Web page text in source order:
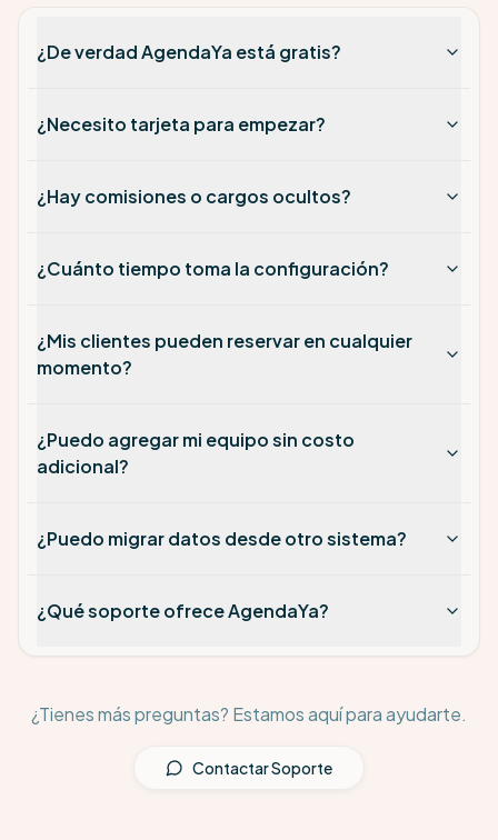
¿De verdad AgendaYa está gratis?
¿Necesito tarjeta para empezar?
¿Hay comisiones o cargos ocultos?
¿Cuánto tiempo toma la configuración?
¿Mis clientes pueden reservar en cualquier
momento?
¿Puedo agregar mi equipo sin costo
adicional?
¿Puedo migrar datos desde otro sistema?
¿Qué soporte ofrece AgendaYa?
¿Tienes más preguntas? Estamos aquí para ayudarte.
Contactar Soporte